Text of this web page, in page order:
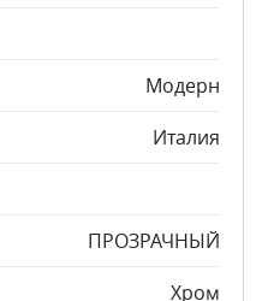
Модерн
Италия
ПРОЗРАЧНЫЙ
Хром